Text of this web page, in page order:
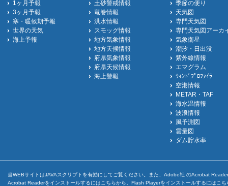
1ヶ月予報
3ヶ月予報
寒・暖候期予報
世界の天気
海上予報
土砂警戒情報
竜巻情報
洪水情報
スモッグ情報
地方気象情報
地方天候情報
府県気象情報
府県天候情報
海上警報
季節の便り
天気図
専門天気図
専門天気図アーカ
気象衛星
潮汐・日出没
紫外線情報
エマグラム
ｳｨﾝﾄﾞﾌﾟﾛﾌｧｲﾗ
空港情報
METAR・TAF
海水温情報
波浪情報
風予測図
雲量図
ダム貯水率
当WEBサイトはJAVAスクリプトを有効にしてご覧ください。また、Adobe社 のAcrobat
Acrobat Readerをインストールするには こちらから。Flash Playerをインストールするには こち